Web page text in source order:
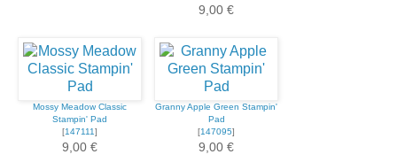
9,00 €
Mossy Meadow Classic
Stampin' Pad
[147111]
9,00 €
Granny Apple Green Stampin'
Pad
[147095]
9,00 €